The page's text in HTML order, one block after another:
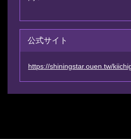
公式サイト
https://shiningstar.ouen.tw/